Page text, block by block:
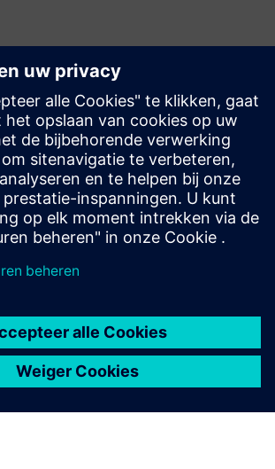
ontwerp en productie
biedt nauwkeurige, efficiënte en
en -optimalisatie voor alle
en ontwerpstijlen, terwijl het gebruik
tapeout-schema's tot een minimum